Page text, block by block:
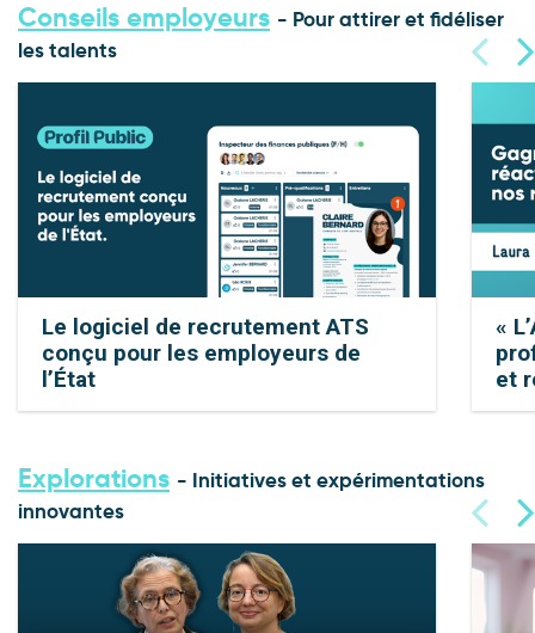
Conseils employeurs - Pour attirer et fidéliser
les talents
Le logiciel de recrutement ATS
conçu pour les employeurs de
l’État
«
et
Explorations - Initiatives et expérimentations
innovantes